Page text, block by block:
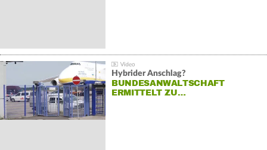
Hybrider Anschlag?
BUNDESANWALTSCHAFT
ERMITTELT ZU…